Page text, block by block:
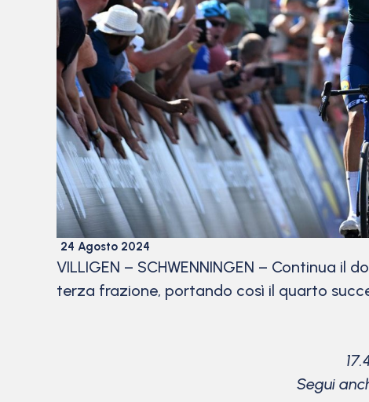
24 Agosto 2024
VILLIGEN – SCHWENNINGEN – Continua il
terza frazione, portando così il quarto
Segui